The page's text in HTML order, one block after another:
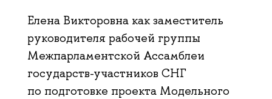
Елена Викторовна как заместитель
руководителя рабочей группы
Межпарламентской Ассамблеи
государств-участников СНГ
по подготовке проекта Модельного